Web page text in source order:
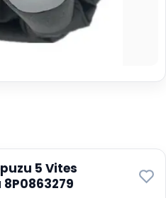
5 Vites